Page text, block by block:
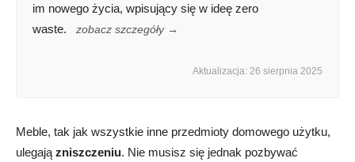
im nowego życia, wpisujący się w ideę zero
waste.
zobacz szczegóły →
Aktualizacja: 26 sierpnia 2025
Meble, tak jak wszystkie inne przedmioty domowego użytku,
ulegają zniszczeniu. Nie musisz się jednak pozbywać